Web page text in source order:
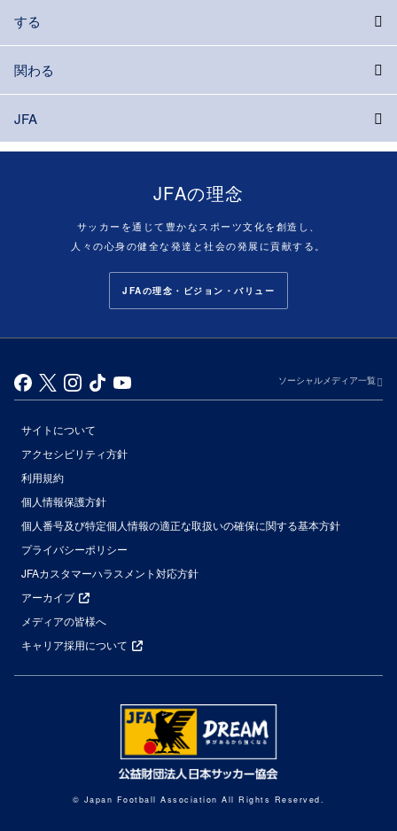
する
関わる
JFA
JFAの理念
サッカーを通じて豊かなスポーツ文化を創造し、
人々の心身の健全な発達と社会の発展に貢献する。
JFAの理念・ビジョン・バリュー
ソーシャルメディア一覧
サイトについて
アクセシビリティ方針
利用規約
個人情報保護方針
個人番号及び特定個人情報の適正な取扱いの確保に関する基本方針
プライバシーポリシー
JFAカスタマーハラスメント対応方針
アーカイブ
メディアの皆様へ
キャリア採用について
© Japan Football Association All Rights Reserved.